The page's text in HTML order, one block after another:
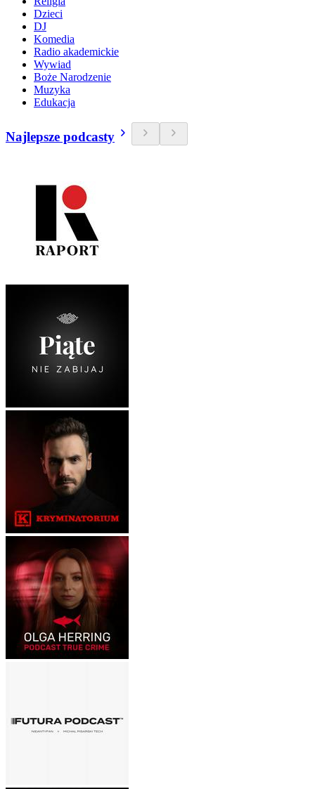
Dzieci
DJ
Komedia
Radio akademickie
Wywiad
Boże Narodzenie
Muzyka
Edukacja
Najlepsze podcasty